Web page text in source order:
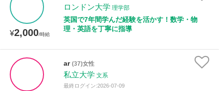
¥2,000/時給
ロンドン大学 理学部
英国で7年間学んだ経験を活かす！数学・物
理・英語を丁寧に指導
ar (37)女性
私立大学 文系
最終ログイン:2026-07-09